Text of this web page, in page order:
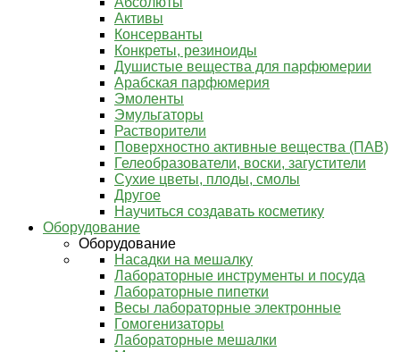
Активы
Консерванты
Конкреты, резиноиды
Душистые вещества для парфюмерии
Арабская парфюмерия
Эмоленты
Эмульгаторы
Растворители
Поверхностно активные вещества (ПАВ)
Гелеобразователи, воски, загустители
Сухие цветы, плоды, смолы
Другое
Научиться создавать косметику
Оборудование
Оборудование
Насадки на мешалку
Лабораторные инструменты и посуда
Лабораторные пипетки
Весы лабораторные электронные
Гомогенизаторы
Лабораторные мешалки